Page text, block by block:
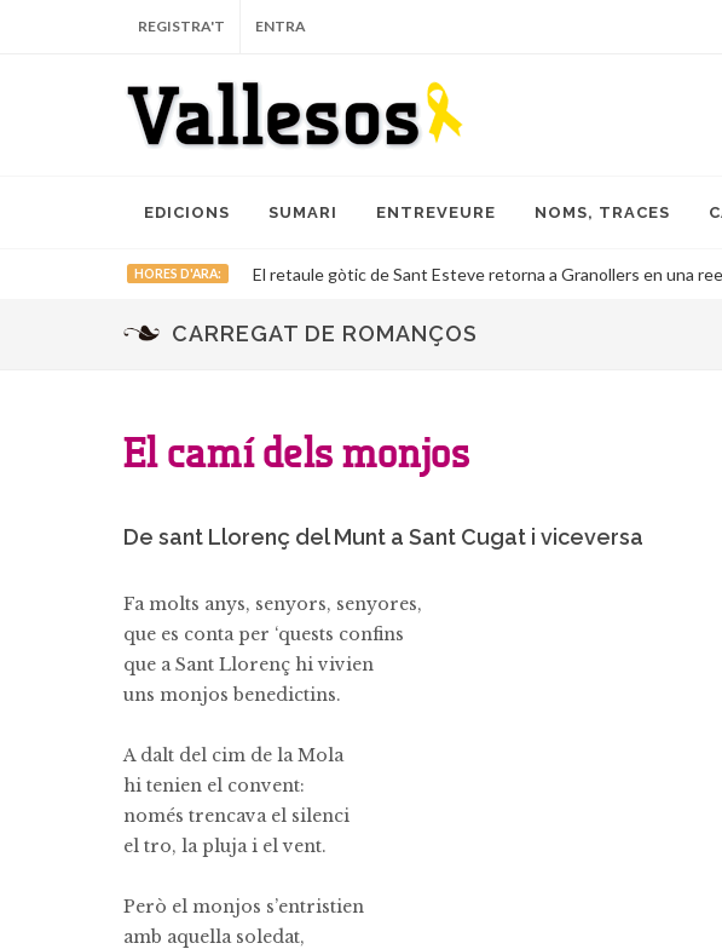
REGISTRA'T ENTRA
EDICIONS SUMARI ENTREVEURE NOMS, TRACES
HORES D'ARA: El retaule gòtic de Sant Esteve retorna a Granollers en una
CARREGAT DE ROMANÇOS
El camí dels monjos
De sant Llorenç del Munt a Sant Cugat i viceversa
Fa molts anys, senyors, senyores,
que es conta per ‘quests confins
que a Sant Llorenç hi vivien
uns monjos benedictins.
A dalt del cim de la Mola
hi tenien el convent:
només trencava el silenci
el tro, la pluja i el vent.
Però el monjos s’entristien
amb aquella soledat,